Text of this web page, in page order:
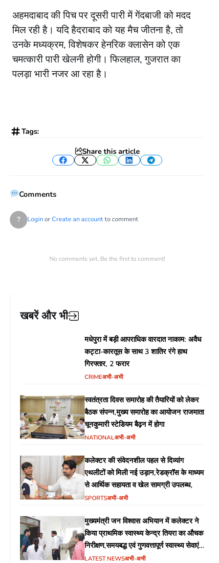
अहमदाबाद की पिच पर दूसरी पारी में गेंदबाजी को मदद
मिल रही है। यदि हैदराबाद को यह मैच जीतना है, तो
उनके मध्यक्रम, विशेषकर हेनरिक क्लासेन को एक
चमत्कारी पारी खेलनी होगी। फिलहाल, गुजरात का
पलड़ा भारी नजर आ रहा है।
Tags:
Share this article
Facebook
TwitterWhatsApp
LinkedInTelegram
Comments
? LoginorCreate an accountto comment
No comments yet. Be the first to comment!
खबरें और भी
मधेपुरा में बड़ी आपराधिक वारदात नाकाम: अवैध
कट्टा-कारतूस के साथ 3 शातिर रंगे हाथ
गिरफ्तार, 2 फरार
CRIMEअभी-अभी
स्वतंत्रता दिवस समारोह की तैयारियों को लेकर
बैठक संपन्न,मुख्य समारोह का आयोजन राजमाता
चूनकुमारी स्टेडियम बैढ़न में होगा
NATIONALअभी-अभी
कलेक्टर की संवेदनशील पहल से दिव्यांग
एथलीटों को मिली नई उड़ान,रेडक्रॉस के माध्यम
से आर्थिक सहायता व खेल सामग्री उपलब्ध,
SPORTSअभी-अभी
मुख्यमंत्री जन विश्वास अभियान में कलेक्टर ने
किया प्राथमिक स्वास्थ्य केन्द्र तियरा का औचक
निरीक्षण,समयबद्ध एवं गुणवत्तापूर्ण स्वास्थ्य सेवाएं
सुनिश्चित करने के दिए निर्देश
LATEST NEWSअभी-अभी